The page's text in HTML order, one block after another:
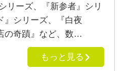
リーズ、『新参者』シリ
』シリーズ、『白夜
の奇蹟』など、数…
もっと見る